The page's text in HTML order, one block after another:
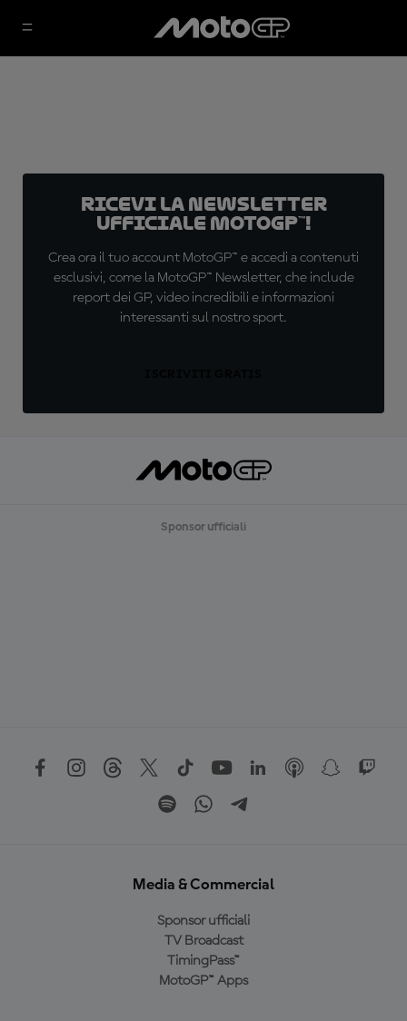
Ricevi la newsletter
ufficiale MotoGP™!
Crea ora il tuo account MotoGP™ e accedi a contenuti
esclusivi, come la MotoGP™ Newsletter, che include
report dei GP, video incredibili e informazioni
interessanti sul nostro sport.
Sponsor ufficiali
Media & Commercial
Sponsor ufficiali
TV Broadcast
TimingPass™
MotoGP™ Apps